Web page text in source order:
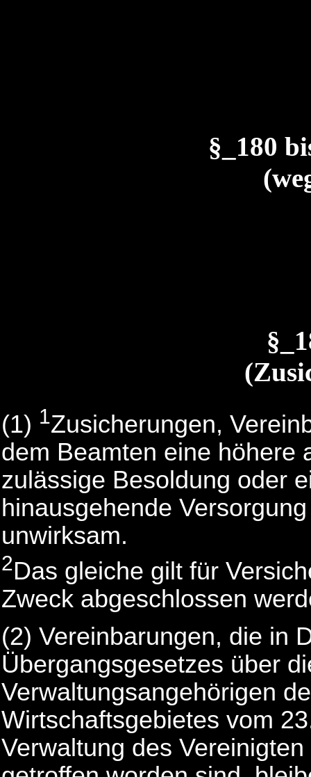
§_180
(1) 1Zusicherungen,
dem Beamten eine höhere
zulässige Besoldung oder
hinausgehende
unwirksam.
2Das gleiche gilt für
Zweck abgeschlossen
(2) Vereinbarungen, die in
Übergangsgesetzes über
Verwaltungsangehörigen
Wirtschaftsgebietes vom
Verwaltung des